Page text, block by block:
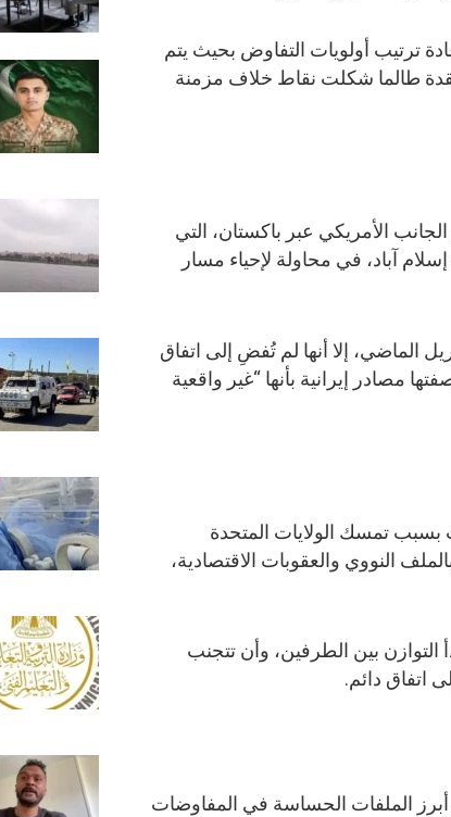
ترتيب أولويات التفاوض بحيث يتم
طالما شكلت نقاط خلاف مزمنة
الأمريكي عبر باكستان، التي
آباد، في محاولة لإحياء مسار
الماضي، إلا أنها لم تُفضِ إلى اتفاق
مصادر إيرانية بأنها “غير واقعية
بسبب تمسك الولايات المتحدة
النووي والعقوبات الاقتصادية،
بين الطرفين، وأن تتجنب
دائم.
الملفات الحساسة في المفاوضات